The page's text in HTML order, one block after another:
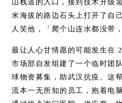
山栈道的入口，接到技术升级
米海拔的路边石头上打开了自
人笑他，「爬个山连水都没带
最让人心甘情愿的可能发生在
市场部自发组建了一个临时团
球物资募集，助武汉抗疫。这
流本一无所知的员工，抱着电